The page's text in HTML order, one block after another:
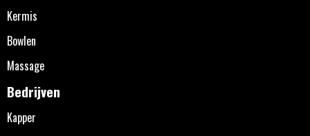
Kermis
Bowlen
Massage
Bedrijven
Kapper